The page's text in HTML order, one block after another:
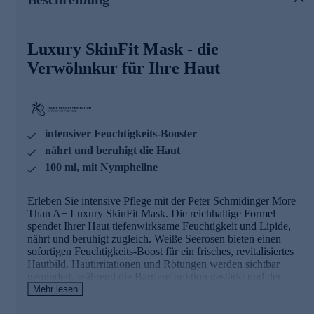
Nympheline
wird ausschließlich aus weißen Seerosen aus
stärkt die Hautbarriere durch Optimierung des
Skinsooth
hautberuhigender Komplex aus drei synergistisch
kann die Barriereschicht der Haut stärken
verbessern merklich die Feuchtigkeitsdepots, durch
Reduzierung des transepidermalen Wasserverlusts
Entdecken Sie die intensive Pflege und bestellen Sie jetzt
online.
Luxury SkinFit Mask - die
Verwöhnkur für Ihre Haut
intensiver Feuchtigkeits-Booster
nährt und beruhigt die Haut
100 ml, mit Nympheline
Erleben Sie intensive Pflege mit der Peter Schmidinger More
Than A+ Luxury SkinFit Mask. Die reichhaltige Formel
spendet Ihrer Haut tiefenwirksame Feuchtigkeit und Lipide,
nährt und beruhigt zugleich. Weiße Seerosen bieten einen
sofortigen Feuchtigkeits-Boost für ein frisches, revitalisiertes
Hautbild. Hautirritationen und Rötungen werden sichtbar
gemindert, während die Barrierefunktion gestärkt und der
Wasserverlust reduziert wird. Ihre Haut erscheint glatt und
Mehr lesen